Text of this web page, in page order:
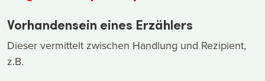
Vorhandensein eines Erzählers
Dieser vermittelt zwischen Handlung und Rezipient,
z.B.